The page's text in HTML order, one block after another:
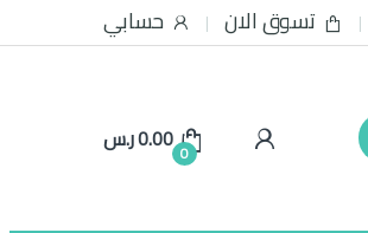
تسوق الان حسابي
0
0.00ر.س